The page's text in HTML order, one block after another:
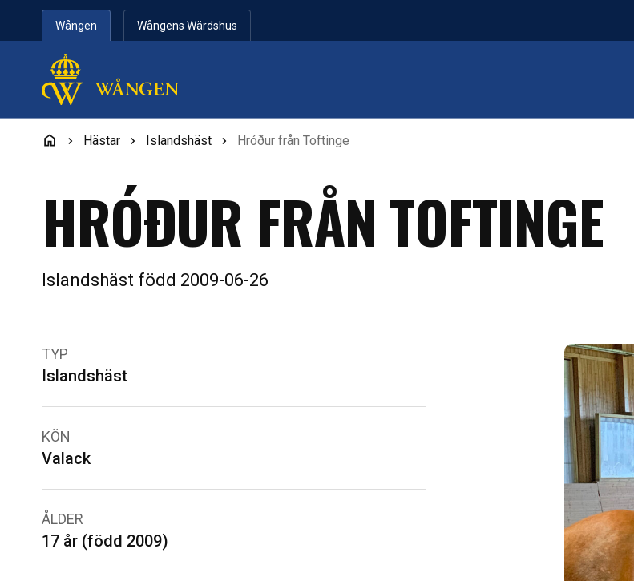
Hoppa till innehåll
Wången Wångens Wärdshus
Hästar Islandshäst Hróður från Toftinge
HRÓÐUR FRÅN TOFTINGE
Islandshäst född 2009-06-26
TYP
Islandshäst
KÖN
Valack
ÅLDER
17 år (född 2009)